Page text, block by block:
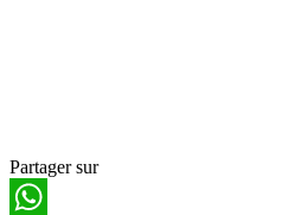
Partager sur